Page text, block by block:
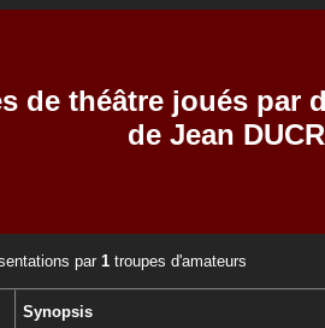
de théâtre joués par
de Jean
par 1 troupes d'amateurs
Synopsis